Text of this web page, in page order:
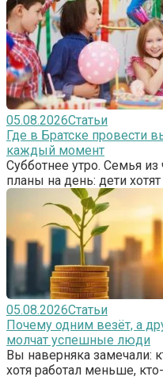
05.08.2026Статьи
Где в Братске провести
каждый момент
Субботнее утро. Семья
планы на день: дети
05.08.2026Статьи
Почему одним везёт, а
молчат успешные люди
Вы наверняка замечали:
хотя работал меньше,